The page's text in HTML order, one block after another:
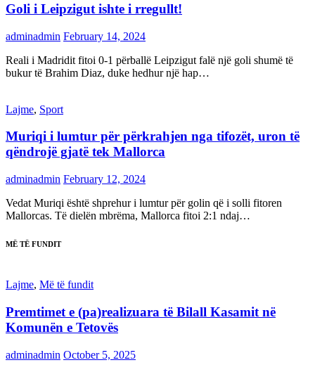
Goli i Leipzigut ishte i rregullt!
adminadmin February 14, 2024
Reali i Madridit fitoi 0-1 përballë Leipzigut falë një goli shumë të
bukur të Brahim Diaz, duke hedhur një hap…
Lajme, Sport
Muriqi i lumtur për përkrahjen nga tifozët, uron të
qëndrojë gjatë tek Mallorca
adminadmin February 12, 2024
Vedat Muriqi është shprehur i lumtur për golin që i solli fitoren
Mallorcas. Të dielën mbrëma, Mallorca fitoi 2:1 ndaj…
MË TË FUNDIT
Lajme, Më të fundit
Premtimet e (pa)realizuara të Bilall Kasamit në
Komunën e Tetovës
adminadmin October 5, 2025